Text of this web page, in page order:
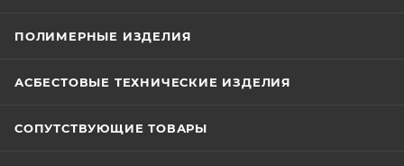
ПОЛИМЕРНЫЕ ИЗДЕЛИЯ
АСБЕСТОВЫЕ ТЕХНИЧЕСКИЕ ИЗДЕЛИЯ
СОПУТСТВУЮЩИЕ ТОВАРЫ